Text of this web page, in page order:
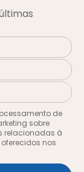
de
sobre
relacionadas à
nos
Aço
mobilidade